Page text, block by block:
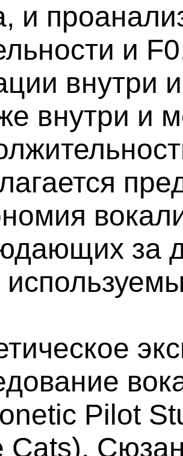
и
и
внутри
внутри и
за
Pilot
Cats),